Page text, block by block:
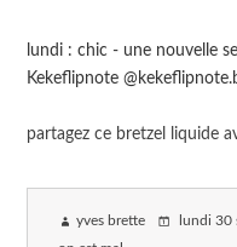
lundi : chic - une nouvelle
Kekeflipnote
partagez ce bretzel liquide
yves brette lundi 30